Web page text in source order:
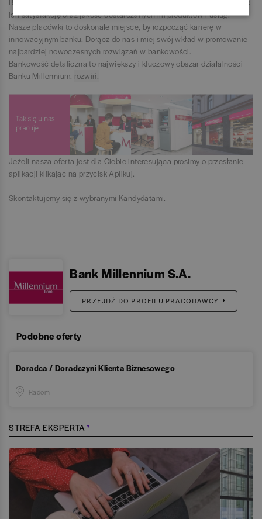
ich satysfakcję oraz jakość dostarczanych im produktów i usług.
Nasze placówki to doskonałe miejsce, by rozpocząć karierę w
innowacyjnym banku. Dołącz do nas i miej swój wkład w promowanie
najbardziej nowoczesnych rozwiązań w bankowości.
Bankowość detaliczna to największy i kluczowy obszar działalności
Banku Millennium. rozwiń.
Jeżeli nasza oferta jest dla Ciebie interesująca prosimy o przesłanie
aplikacji klikając na przycisk Aplikuj.
Skontaktujemy się z wybranymi Kandydatami.
Bank Millennium S.A.
PRZEJDŹ DO PROFILU PRACODAWCY
Podobne oferty
Doradca / Doradczyni Klienta Biznesowego
Radom
STREFA EKSPERTA